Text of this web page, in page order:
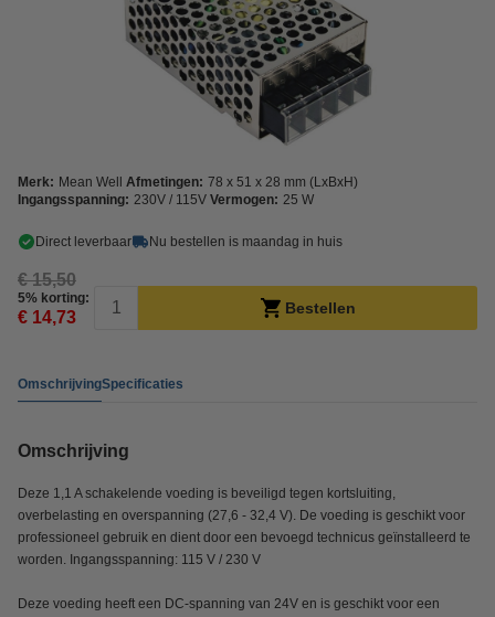
Merk: Mean Well Afmetingen: 78 x 51 x 28 mm (LxBxH)
Ingangsspanning: 230V / 115V Vermogen: 25 W
Direct leverbaar Nu bestellen is maandag in huis
€ 15,50
5% korting:
€ 14,73 Bestellen
OmschrijvingSpecificaties
Omschrijving
Deze 1,1 A schakelende voeding is beveiligd tegen kortsluiting,
overbelasting en overspanning (27,6 - 32,4 V). De voeding is geschikt voor
professioneel gebruik en dient door een bevoegd technicus geïnstalleerd te
worden. Ingangsspanning: 115 V / 230 V
Deze voeding heeft een DC-spanning van 24V en is geschikt voor een